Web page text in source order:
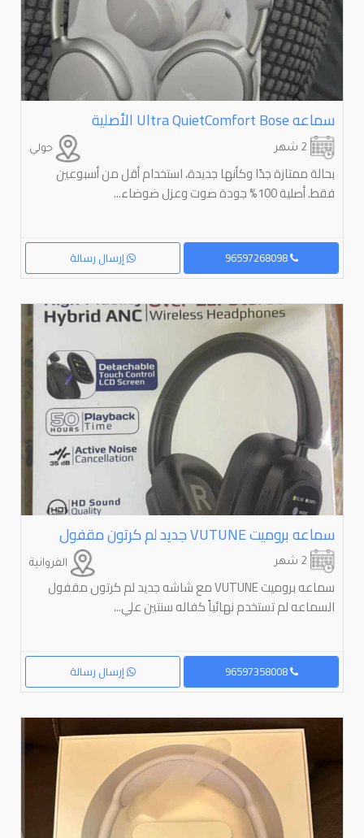
سماعه ⁦⁦Bose⁩⁩ ⁦⁦QuietComfort⁩⁩ ⁦⁦Ultra⁩⁩ الأصلية
حولي
بحالة ممتازة جدًا وكأنها جديدة، استخدام أقل من أسبوعين
فقط. أصلية 100% جودة صوت وعزل ضوضاء...
إرسال رسالة 96597268098
سماعه بروميت ⁦⁦VUTUNE⁩⁩ جديد لم كرتون مقفول
الفروانية
سماعه بروميت VUTUNE مع شاشه جديد لم كرتون مقفول
السماعه لم تستخدم نهائياً كفاله سنتين علي...
إرسال رسالة 96597358008